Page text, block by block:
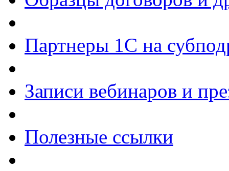
Партнеры 1С на
Записи вебинаров и
Полезные ссылки